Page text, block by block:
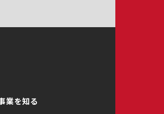
業を知る